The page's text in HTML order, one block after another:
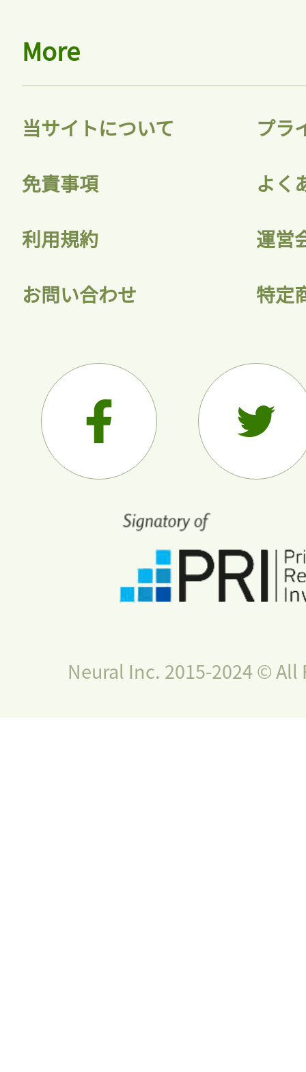
More
当サイトについて プラ
免責事項 よく
利用規約 運営
お問い合わせ 特定
Neural Inc. 2015-2024 © All